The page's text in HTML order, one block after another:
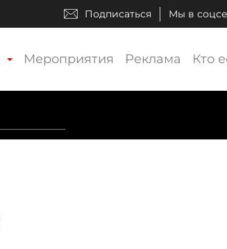
Подписаться Мы в
Мероприятия Реклама Кто